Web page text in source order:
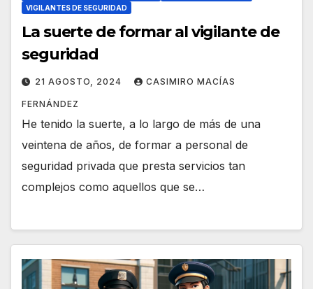
VIGILANTES DE SEGURIDAD
La suerte de formar al vigilante de
seguridad
21 AGOSTO, 2024 CASIMIRO MACÍAS
FERNÁNDEZ
He tenido la suerte, a lo largo de más de una
veintena de años, de formar a personal de
seguridad privada que presta servicios tan
complejos como aquellos que se…